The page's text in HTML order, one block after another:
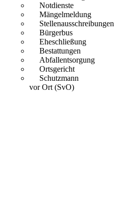
Notdienste
Mängelmeldung
Stellenausschreibungen
Bürgerbus
Eheschließung
Bestattungen
Abfallentsorgung
Ortsgericht
Schutzmann
vor Ort (SvO)